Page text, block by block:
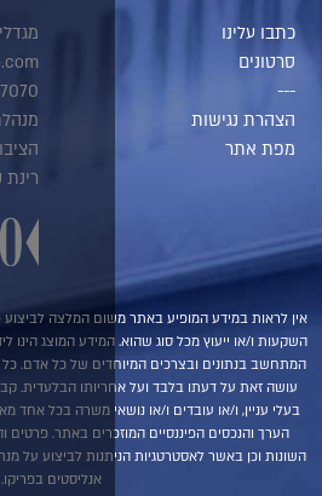
מגדלי ב.ס.ר. 2, בן גוריון 1, בניברק
info@prico.com
מנהלת פיתוח עסקי, פניות
הציבור ושירות לקוחות:
המלצה לביצוע פעולות ו/או ייעוץ השקעות ו/או שיווק
המוצג הינו לידיעה בלבד ואינו מהווה תחליף לייעוץ
של כל אדם. כל העושה במידע הנ"ל שימוש כלשהו –
הבלעדית. קבוצת פריקו ו/או חברות קשורות ו/או
משרה בכל אחד מאלו, עשויים להיות בעלי עניין בניירות
באתר. פרטים והסברים באשר לבחינת החשיפות
לביצוע על מנת לגדר חשיפות אלו ניתן לקבל בדסק